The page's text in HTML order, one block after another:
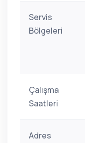
Servis
Bölgeleri
Çalışma
Saatleri
Adres